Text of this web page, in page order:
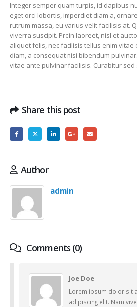
Integer semper quam turpis, id dapibus
eget orci lobortis, imperdiet diam a,
rutrum massa, eu varius velit facilisis at.
viverra suscipit. Proin laoreet, nisl et
aliquet felis, nec facilisis tellus enim vitae
diam, a consequat nisi bibendum
vitae ante pulvinar facilisis. Curabitur sed
Share this post
Author
admin
Comments (0)
Joe Doe
Lorem ipsum dolor sit
adipiscing elit. Nam